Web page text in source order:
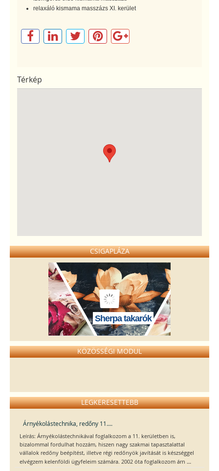
relaxáló kismama masszázs XI. kerület
Térkép
CSIGAPLÁZA
Sherpa takarók
KÖZÖSSÉGI MODUL
LEGKERESETTEBB
Árnyékolástechnika, redőny 11....
Leírás: Árnyékolástechnikával foglalkozom a 11. kerületben is,
bizalommal fordulhat hozzám, hiszen nagy szakmai tapasztalattal
vállalok redőny beépítést, illetve régi redőnyök javítását is készséggel
elvégzem kelenföldi ügyfeleim számára. 2002 óta foglalkozom árn ...